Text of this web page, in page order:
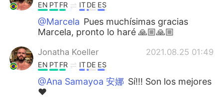
EN PTFR ITDE ES
@Marcela Pues muchísimas gracias
Marcela, pronto lo haré 🙏🏼🙏🏼
Jonatha Koeller 2021.08.25 01:49
EN PTFR ITDE ES
@Ana Samayoa 安娜 Sí!!! Son los mejores
❤